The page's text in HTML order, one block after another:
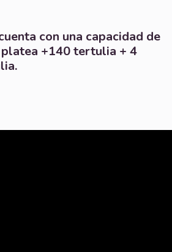
con una capacidad de
+140 tertulia + 4